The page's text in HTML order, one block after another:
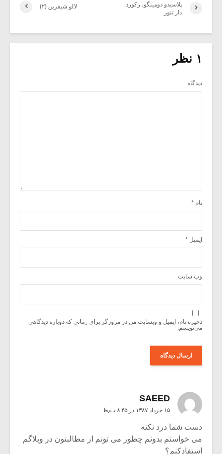
لالو شیفرین (۲)
پلاسیدو دومینگو، رکورد
دار تنور
۱ نظر
دیدگاه
نام *
ایمیل *
وب‌ سایت
ذخیره نام، ایمیل و وبسایت من در مرورگر برای زمانی که دوباره دیدگاهی
می‌نویسم.
SAEED
۱۵ خرداد ۱۳۸۷ در ۸:۴۵ ب٫ظ
دست شما درد نکنه
می خواستم بدونم چطور می تونم از مطالبتون در وبلاگم
استفادکنم؟